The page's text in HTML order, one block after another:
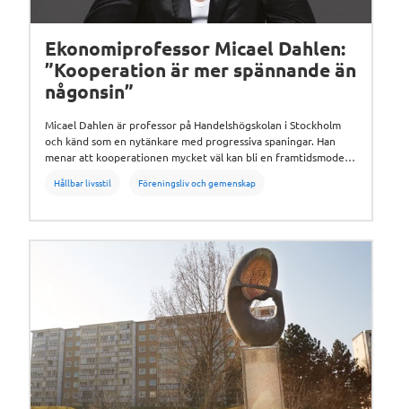
Ekonomiprofessor Micael Dahlen:
”Kooperation är mer spännande än
någonsin”
Micael Dahlen är professor på Handelshögskolan i Stockholm
och känd som en nytänkare med progressiva spaningar. Han
menar att kooperationen mycket väl kan bli en framtidsmodell.
uppnå utan varandra, det är fantastiskt.
Hållbar livsstil Föreningsliv och gemenskap